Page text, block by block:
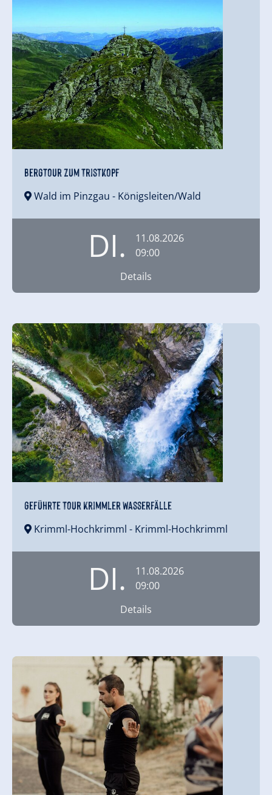
Bergtour zum Tristkopf
Wald im Pinzgau - Königsleiten/Wald
DI.
11.08.2026
09:00
Details
Geführte Tour Krimmler Wasserfälle
Krimml-Hochkrimml - Krimml-Hochkrimml
DI.
11.08.2026
09:00
Details